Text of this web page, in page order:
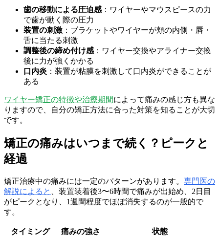
歯の移動による圧迫感：ワイヤーやマウスピースの力
で歯が動く際の圧力
装置の刺激 ：ブラケットやワイヤーが頬の内側・唇・
舌に当たる刺激
調整後の締め付け感：ワイヤー交換やアライナー交換
後に力が強くかかる
口内炎 ：装置が粘膜を刺激して口内炎ができることが
ある
ワイヤー矯正の特徴や治療期間によって痛みの感じ方も異な
りますので、自分の矯正方法に合った対策を知ることが大切
です。
矯正の痛みはいつまで続く？ピークと
経過
矯正治療中の痛みには一定のパターンがあります。 専門医の
解説によると
、装置装着後3〜6時間で痛みが出始め、2日目
がピークとなり、1週間程度でほぼ消失するのが一般的で
す。
タイミング 痛みの強さ
状態